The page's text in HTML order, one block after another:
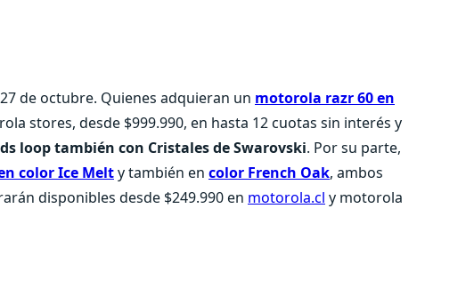
de octubre. Quienes adquieran un motorola razr 60 en
stores, desde $999.990, en hasta 12 cuotas sin interés y
loop también con Cristales de Swarovski. Por su parte,
color Ice Melty también en color French Oak, ambos
disponibles desde $249.990 en motorola.cl y motorola